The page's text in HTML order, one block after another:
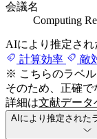
会議名
Computing
AIにより推定され
計算効率
敵
※ こちらのラベル
そのため、正確で
詳細は文献データ
AIにより推定された